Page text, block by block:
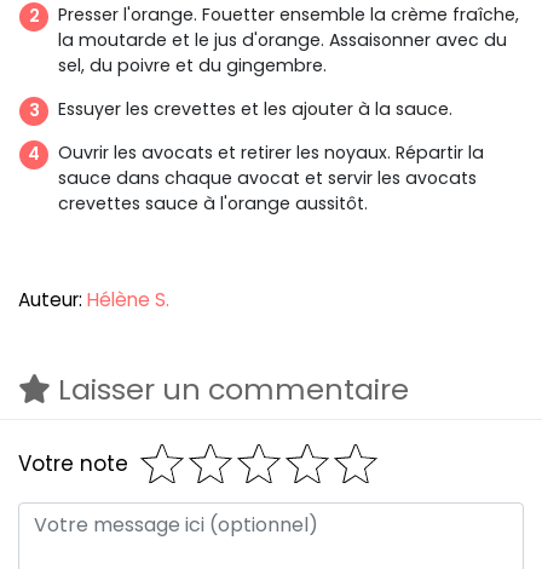
Presser l'orange. Fouetter ensemble la crème fraîche,
la moutarde et le jus d'orange. Assaisonner avec du
sel, du poivre et du gingembre.
Essuyer les crevettes et les ajouter à la sauce.
Ouvrir les avocats et retirer les noyaux. Répartir la
sauce dans chaque avocat et servir les avocats
crevettes sauce à l'orange aussitôt.
Auteur: Hélène S.
Laisser un commentaire
Votre note